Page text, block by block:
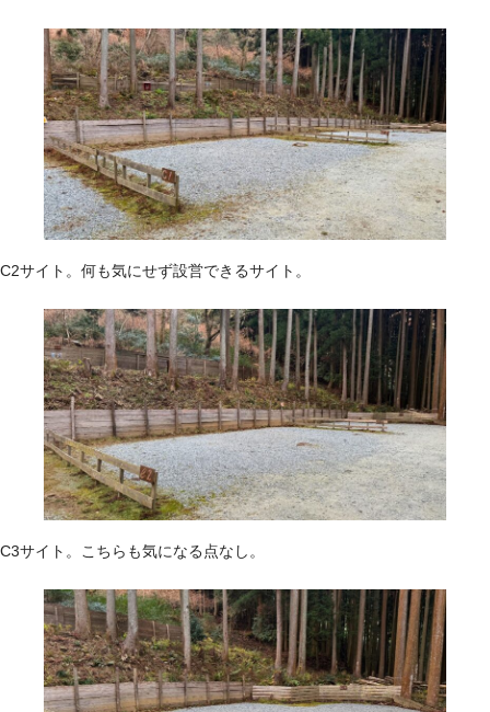
C2サイト。何も気にせず設営できるサイト。
C3サイト。こちらも気になる点なし。